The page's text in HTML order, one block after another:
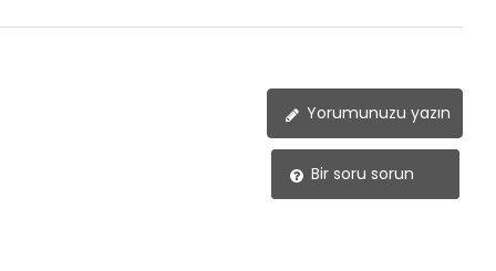
Yorumunuzu yazın
Bir soru sorun